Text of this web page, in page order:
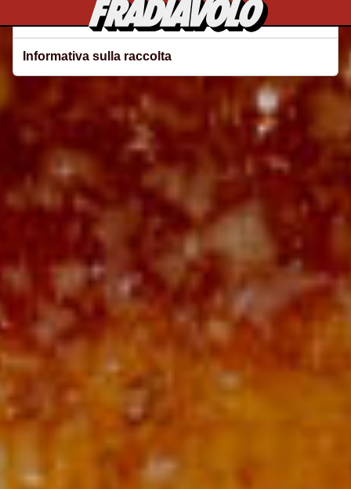
Le tue preferenze relative alla privacy
Informativa sulla raccolta